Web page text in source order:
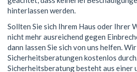
hinterlassen werden.
Sollten Sie sich Ihrem Haus oder Ihrer
nicht mehr ausreichend gegen
dann lassen Sie sich von uns helfen.
Sicherheitsberatungen kostenlos
Sicherheitsberatung besteht aus einer